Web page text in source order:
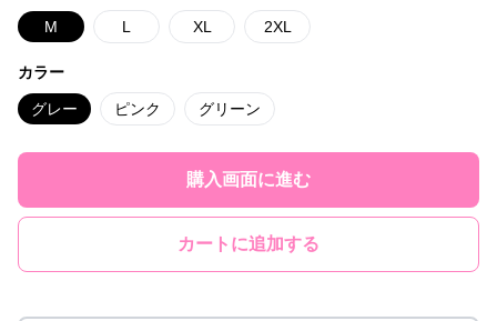
M L XL 2XL
カラー
グレー ピンク グリーン
購入画面に進む
カートに追加する